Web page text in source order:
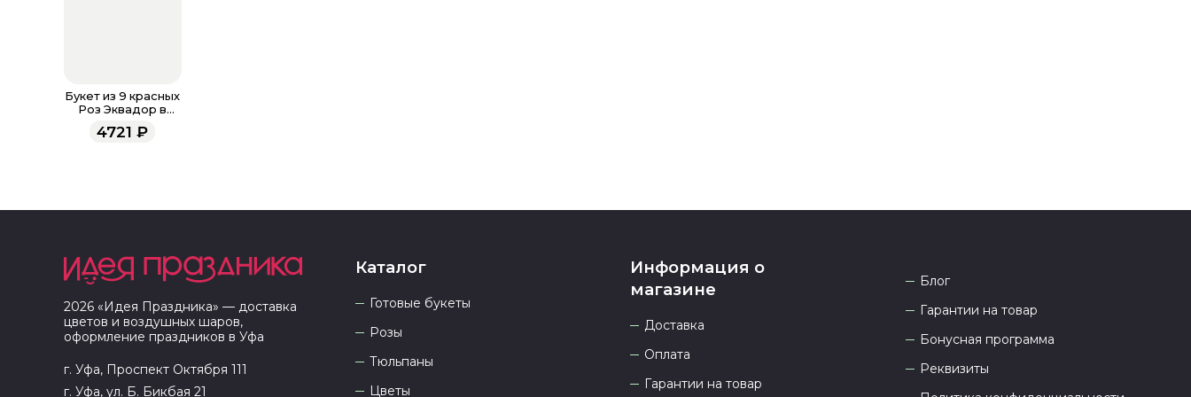
Букет из 9 красных
Роз Эквадор в
крафте 100 см
4721 ₽
2026 «Идея Праздника» — доставка
цветов и воздушных шаров,
оформление праздников в Уфа
г. Уфа, Проспект Октября 111
г. Уфа, ул. Б. Бикбая 21
Каталог
Готовые букеты
Розы
Тюльпаны
Цветы
Информация о
магазине
Доставка
Оплата
Гарантии на товар
Блог
Гарантии на товар
Бонусная программа
Реквизиты